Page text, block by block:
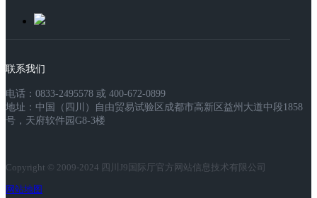
联系我们
电话：0833-2495578 或 400-672-0899
地址：中国（四川）自由贸易试验区成都市高新区益州大道中段1858
号，天府软件园G8-3楼
Copyright © 2009-2024 四川J9国际厅官方网站信息技术有限公司
网站地图